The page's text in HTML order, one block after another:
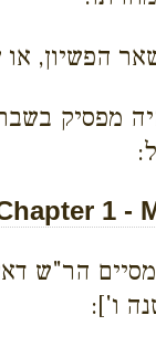
הפשיון,
מפסיק
1 -
הר"ש
ו']: